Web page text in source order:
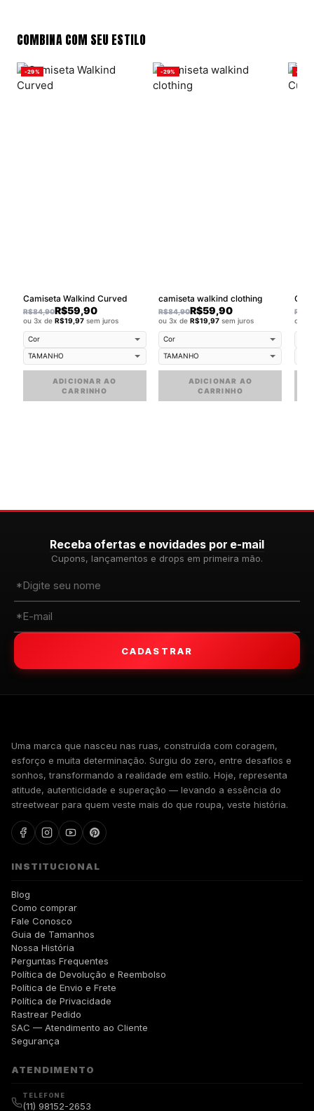
COMBINA COM SEU ESTILO
-29%
Camiseta Walkind Curved
R$84,90R$59,90
ou 3x de R$19,97sem juros
ADICIONAR AO
CARRINHO
-29%
camiseta walkind clothing
R$84,90R$59,90
ou 3x deR$19,97 sem juros
ADICIONAR AO
CARRINHO
-29%
R$
ou
Receba ofertas e novidades por e-mail
Cupons, lançamentos e drops em primeira mão.
CADASTRAR
Uma marca que nasceu nas ruas, construída com coragem,
esforço e muita determinação. Surgiu do zero, entre desafios e
sonhos, transformando a realidade em estilo. Hoje, representa
atitude, autenticidade e superação — levando a essência do
streetwear para quem veste mais do que roupa, veste história.
INSTITUCIONAL
Blog
Como comprar
Fale Conosco
Guia de Tamanhos
Nossa História
Perguntas Frequentes
Política de Devolução e Reembolso
Política de Envio e Frete
Política de Privacidade
Rastrear Pedido
SAC — Atendimento ao Cliente
Segurança
ATENDIMENTO
TELEFONE
(11) 98152-2653